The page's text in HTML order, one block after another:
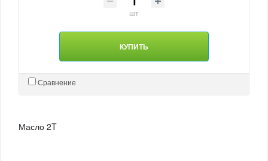
шт
КУПИТЬ
Сравнение
Масло 2T